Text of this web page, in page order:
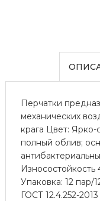
Перчатки
механических
крага Цвет:
полный облив;
Упаковка: 12 пар/
ГОСТ 12.4.252-